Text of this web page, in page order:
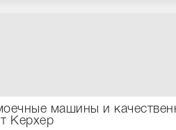
машины и
Керхер